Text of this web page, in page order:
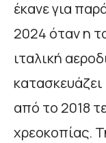
έκανε για
2024 όταν η
ιταλική
από το 2018
χρεοκοπίας.